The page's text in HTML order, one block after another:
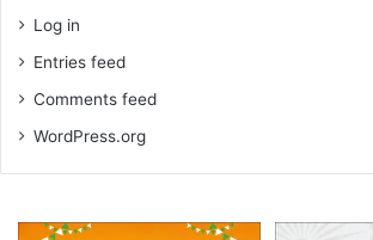
Log in
Entries feed
Comments feed
WordPress.org